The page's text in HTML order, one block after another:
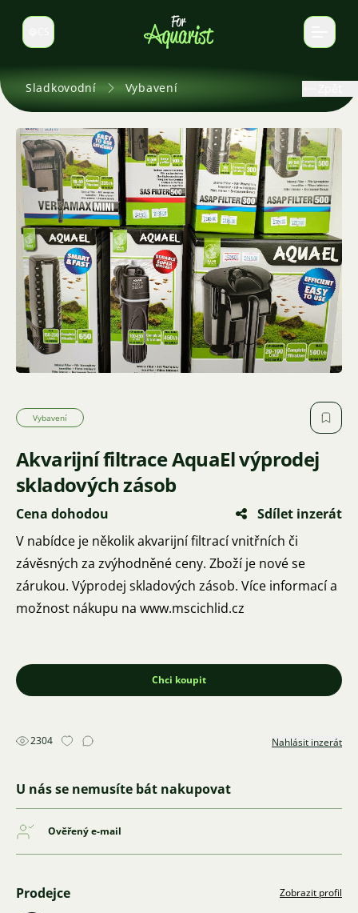
Select language
Sladkovodní Vybavení
Vybavení
Akvarijní filtrace AquaEl výprodej
skladových zásob
Cena dohodou
Sdílet inzerát
V nabídce je několik akvarijní filtrací vnitřních či
závěsných za zvýhodněné ceny. Zboží je nové se
zárukou. Výprodej skladových zásob. Více informací a
možnost nákupu na www.mscichlid.cz
Chci koupit
2304 Nahlásit inzerát
U nás se nemusíte bát nakupovat
Ověřený e-mail
Prodejce Zobrazit profil